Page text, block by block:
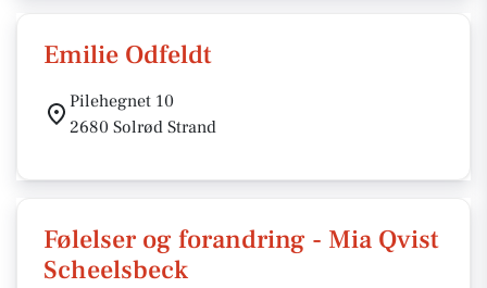
Emilie Odfeldt
Pilehegnet 10
2680 Solrød Strand
Følelser og forandring - Mia Qvist
Scheelsbeck